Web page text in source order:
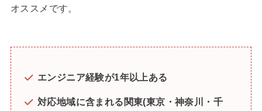
オススメです。
エンジニア経験が1年以上ある
対応地域に含まれる関東(東京・神奈川・千